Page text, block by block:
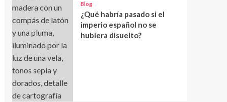
Blog
¿Qué habría pasado si el
imperio español no se
hubiera disuelto?